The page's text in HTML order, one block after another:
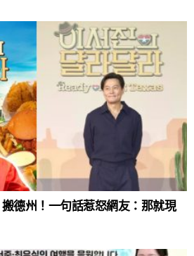
德州！一句話惹怒網友：那就現